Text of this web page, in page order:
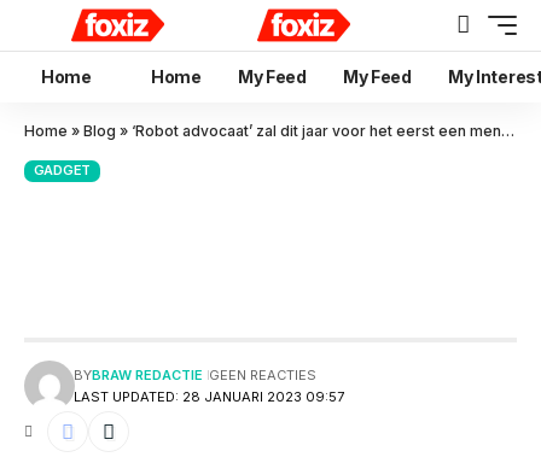
Home Home My Feed My Feed My
Home » Blog » ‘Robot advocaat’ zal dit jaar voor het eerst een mens verdedigen in de rechtbank
GADGET
LAST UPDATED: 28 JANUARI 2023 09:57
BYBRAW REDACTIE GEEN REACTIES